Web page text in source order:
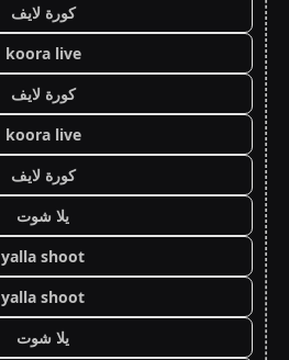
كورة لايف
koora live
كورة لايف
koora live
كورة لايف
يلا شوت
yalla shoot
yalla shoot
يلا شوت